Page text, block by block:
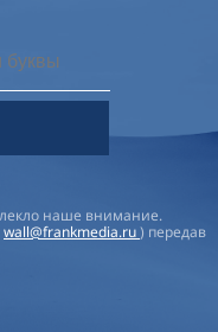
наше внимание.
wall@frankmedia.ru) передав